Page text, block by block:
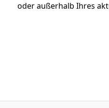
oder außerhalb Ihres